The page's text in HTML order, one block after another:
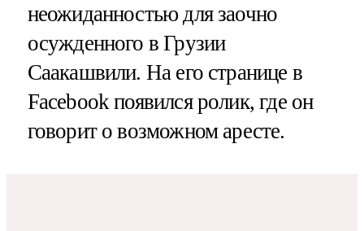
неожиданностью для заочно
осужденного в Грузии
Саакашвили. На его странице в
Facebook появился ролик, где он
говорит о возможном аресте.